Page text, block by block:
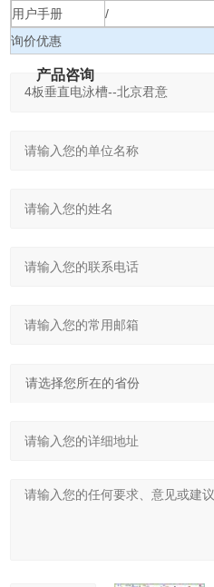
用户手册
/
询价优惠
产品咨询